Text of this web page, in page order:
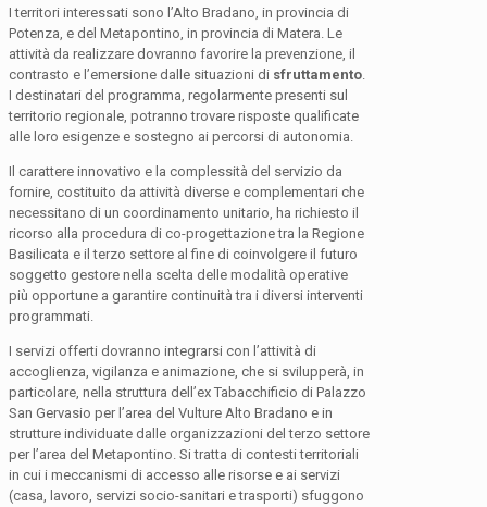
I territori interessati sono l’Alto Bradano, in provincia di
Potenza, e del Metapontino, in provincia di Matera. Le
attività da realizzare dovranno favorire la prevenzione, il
contrasto e l’emersione dalle situazioni di sfruttamento.
I destinatari del programma, regolarmente presenti sul
territorio regionale, potranno trovare risposte qualificate
alle loro esigenze e sostegno ai percorsi di autonomia.
Il carattere innovativo e la complessità del servizio da
fornire, costituito da attività diverse e complementari che
necessitano di un coordinamento unitario, ha richiesto il
ricorso alla procedura di co-progettazione tra la Regione
Basilicata e il terzo settore al fine di coinvolgere il futuro
soggetto gestore nella scelta delle modalità operative
più opportune a garantire continuità tra i diversi interventi
programmati.
I servizi offerti dovranno integrarsi con l’attività di
accoglienza, vigilanza e animazione, che si svilupperà, in
particolare, nella struttura dell’ex Tabacchificio di Palazzo
San Gervasio per l’area del Vulture Alto Bradano e in
strutture individuate dalle organizzazioni del terzo settore
per l’area del Metapontino. Si tratta di contesti territoriali
in cui i meccanismi di accesso alle risorse e ai servizi
(casa, lavoro, servizi socio-sanitari e trasporti) sfuggono